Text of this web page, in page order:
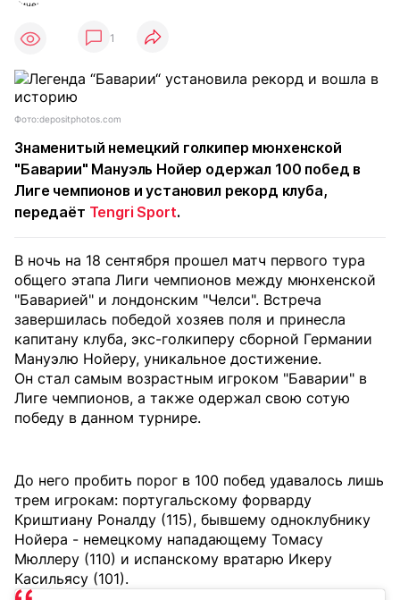
1
Фото:depositphotos.com
Знаменитый немецкий голкипер мюнхенской
"Баварии" Мануэль Нойер одержал 100 побед в
Лиге чемпионов и установил рекорд клуба,
передаёт Tengri Sport.
В ночь на 18 сентября прошел матч первого тура
общего этапа Лиги чемпионов между мюнхенской
"Баварией" и лондонским "Челси". Встреча
завершилась победой хозяев поля и принесла
капитану клуба, экс-голкиперу сборной Германии
Мануэлю Нойеру, уникальное достижение.
Он стал самым возрастным игроком "Баварии" в
Лиге чемпионов, а также одержал свою сотую
победу в данном турнире.
До него пробить порог в 100 побед удавалось лишь
трем игрокам: португальскому форварду
Криштиану Роналду (115), бывшему одноклубнику
Нойера - немецкому нападающему Томасу
Мюллеру (110) и испанскому вратарю Икеру
Касильясу (101).